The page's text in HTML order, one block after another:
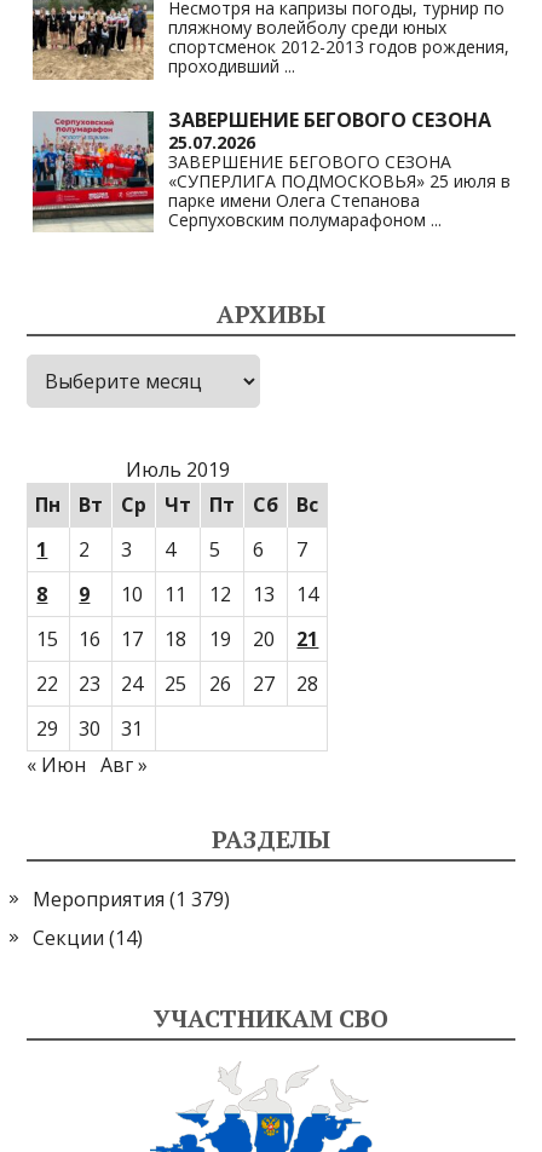
Несмотря на капризы погоды, турнир по
пляжному волейболу среди юных
спортсменок 2012-2013 годов рождения,
проходивший ...
ЗАВЕРШЕНИЕ БЕГОВОГО СЕЗОНА
25.07.2026
ЗАВЕРШЕНИЕ БЕГОВОГО СЕЗОНА
«СУПЕРЛИГА ПОДМОСКОВЬЯ» 25 июля в
парке имени Олега Степанова
Серпуховским полумарафоном ...
АРХИВЫ
Архивы
Июль 2019
Пн
Вт Ср Чт Пт Сб
Вс
1
2 3 4 5 6
7
8
9 10 11 12 13
14
15
16 17 18 19 20
21
22
23 24 25 26 27
28
29
30
31
« Июн
Авг »
РАЗДЕЛЫ
Мероприятия (1 379)
Секции (14)
УЧАСТНИКАМ СВО